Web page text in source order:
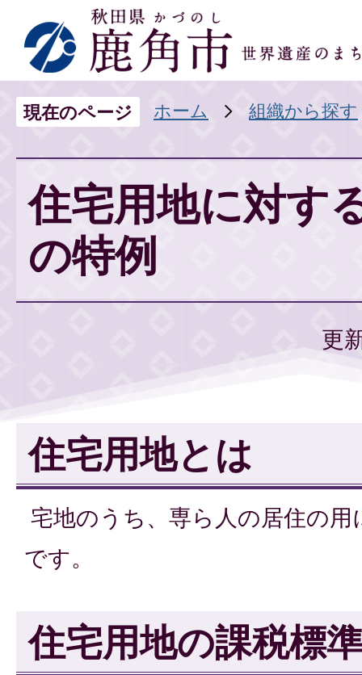
現在のページ ホーム 組織から探す
住宅用地に対す
の特例
更
住宅用地とは
宅地のうち、専ら人の居住の
です。
住宅用地の課税標